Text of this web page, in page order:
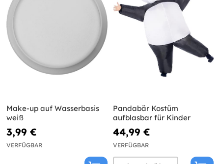
Make-up auf Wasserbasis
weiß
3,99 €
VERFÜGBAR
Pandabär Kostüm
aufblasbar für Kinder
44,99 €
VERFÜGBAR